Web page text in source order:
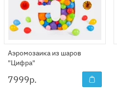
Аэромозаика из шаров
"Цифра"
7999р.